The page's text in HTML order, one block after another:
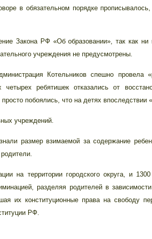
в обязательном порядке прописывалось,
Закона РФ «Об образовании», так как ни
учреждения не предусмотрены.
Котельников спешно провела
ребятишек отказались от
побоялись, что на детях впоследствии
учреждений.
размер взимаемой за содержание
территории городского округа, и
разделяя родителей в
их конституционные права на свободу
РФ.